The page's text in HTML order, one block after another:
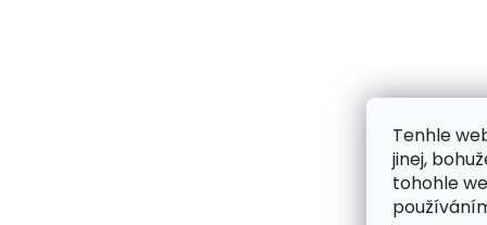
Tenhle
jinej,
tohohle